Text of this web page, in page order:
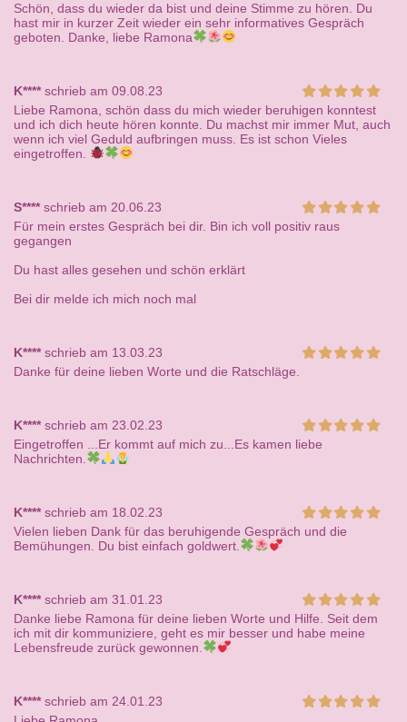
Schön, dass du wieder da bist und deine Stimme zu hören. Du
hast mir in kurzer Zeit wieder ein sehr informatives Gespräch
geboten. Danke, liebe Ramona
K****schrieb am 09.08.23
Liebe Ramona, schön dass du mich wieder beruhigen konntest
und ich dich heute hören konnte. Du machst mir immer Mut, auch
wenn ich viel Geduld aufbringen muss. Es ist schon Vieles
eingetroffen.
S****schrieb am 20.06.23
Für mein erstes Gespräch bei dir. Bin ich voll positiv raus
gegangen
Du hast alles gesehen und schön erklärt
Bei dir melde ich mich noch mal
K****schrieb am 13.03.23
Danke für deine lieben Worte und die Ratschläge.
K****schrieb am 23.02.23
Eingetroffen ...Er kommt auf mich zu...Es kamen liebe
Nachrichten.
K****schrieb am 18.02.23
Vielen lieben Dank für das beruhigende Gespräch und die
Bemühungen. Du bist einfach goldwert.
K****schrieb am 31.01.23
Danke liebe Ramona für deine lieben Worte und Hilfe. Seit dem
ich mit dir kommuniziere, geht es mir besser und habe meine
Lebensfreude zurück gewonnen.
K****schrieb am 24.01.23